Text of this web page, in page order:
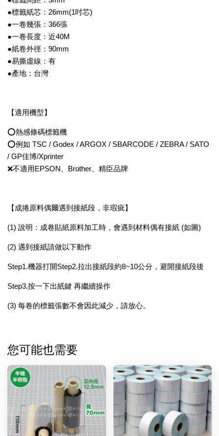
●標籤紙芯：26mm(1吋芯)
●一卷幾張：366張
●一卷長度：近40M
●紙卷外徑：90mm
●易撕虛線：有
●產地：台灣
【適用機型】
⭕熱感條碼標籤機
⭕例如 TSC / Godex / ARGOX / SBARCODE / ZEBRA / SATO
/ GP佳博/Xprinter
❌不適用EPSON、Brother、精臣品牌
【成捲原料偶爾遇到接紙段，非瑕疵】
(1) 說明：成卷貼紙原料加工時，會遇到材料偶有接紙 (如圖)
(2) 遇到接紙請做以下動作
Step1.機器打開Step2.拉出接紙段約8~10公分，避開接紙段後
Step3.按一下出紙鍵 再繼續操作
(3) 每卷的標籤張數不會因此減少，請放心。
您可能也需要